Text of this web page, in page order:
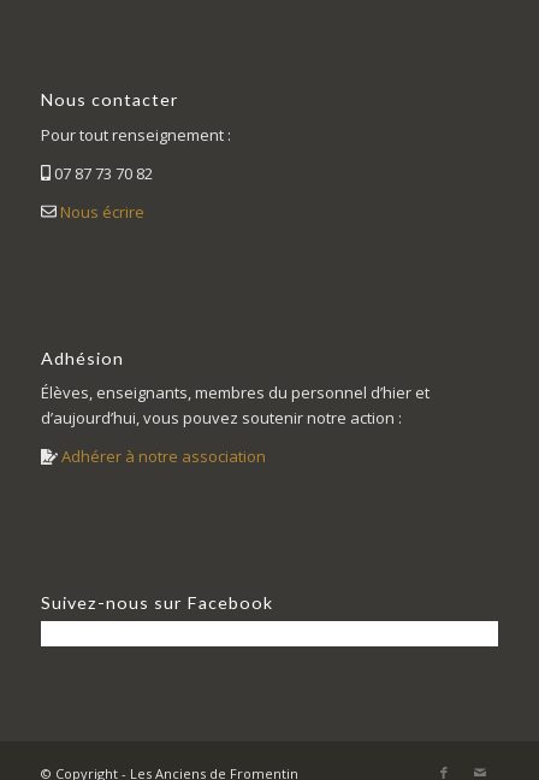
Nous contacter
Pour tout renseignement :
07 87 73 70 82
Nous écrire
Adhésion
Élèves, enseignants, membres du personnel d’hier et
d’aujourd’hui, vous pouvez soutenir notre action :
Adhérer à notre association
Suivez-nous sur Facebook
© Copyright - Les Anciens de Fromentin